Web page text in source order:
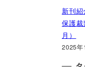
新刊
保護
月）
2025年